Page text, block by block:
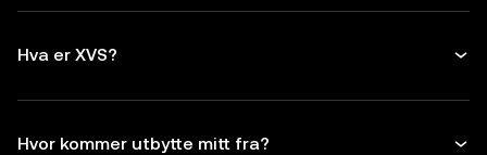
Hva er XVS?
Hvor kommer utbytte mitt fra?